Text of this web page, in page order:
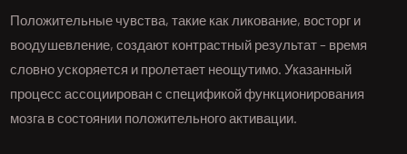
Положительные чувства, такие как ликование, восторг и
воодушевление, создают контрастный результат – время
словно ускоряется и пролетает неощутимо. Указанный
процесс ассоциирован с спецификой функционирования
мозга в состоянии положительного активации.